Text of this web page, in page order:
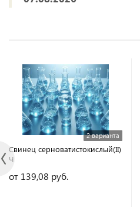
2 варианта
Свинец серноватистокислый(II)
Ч
от 139,08 руб.